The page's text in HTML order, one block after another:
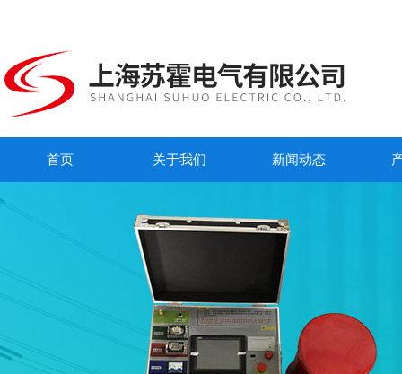
首页 关于我们 新闻动态